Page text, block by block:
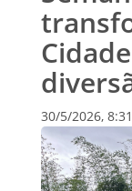
30/5/2026,